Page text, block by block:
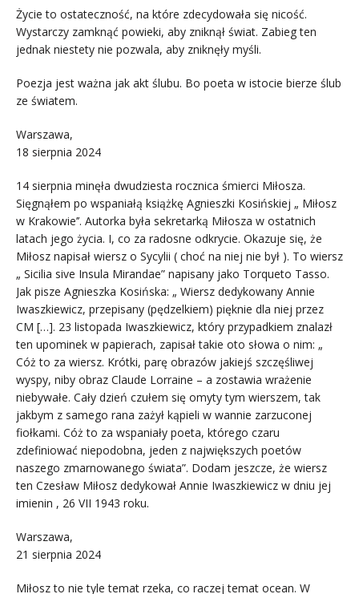
Życie to ostateczność, na które zdecydowała się nicość.
Wystarczy zamknąć powieki, aby zniknął świat. Zabieg ten
jednak niestety nie pozwala, aby zniknęły myśli.
Poezja jest ważna jak akt ślubu. Bo poeta w istocie bierze ślub
ze światem.
Warszawa,
18 sierpnia 2024
14 sierpnia minęła dwudziesta rocznica śmierci Miłosza.
Sięgnąłem po wspaniałą książkę Agnieszki Kosińskiej „ Miłosz
w Krakowie’’. Autorka była sekretarką Miłosza w ostatnich
latach jego życia. I, co za radosne odkrycie. Okazuje się, że
Miłosz napisał wiersz o Sycylii ( choć na niej nie był ). To wiersz
„ Sicilia sive Insula Mirandae” napisany jako Torqueto Tasso.
Jak pisze Agnieszka Kosińska: „ Wiersz dedykowany Annie
Iwaszkiewicz, przepisany (pędzelkiem) pięknie dla niej przez
CM […]. 23 listopada Iwaszkiewicz, który przypadkiem znalazł
ten upominek w papierach, zapisał takie oto słowa o nim: „
Cóż to za wiersz. Krótki, parę obrazów jakiejś szczęśliwej
wyspy, niby obraz Claude Lorraine – a zostawia wrażenie
niebywałe. Cały dzień czułem się omyty tym wierszem, tak
jakbym z samego rana zażył kąpieli w wannie zarzuconej
fiołkami. Cóż to za wspaniały poeta, którego czaru
zdefiniować niepodobna, jeden z największych poetów
naszego zmarnowanego świata”. Dodam jeszcze, że wiersz
ten Czesław Miłosz dedykował Annie Iwaszkiewicz w dniu jej
imienin , 26 VII 1943 roku.
Warszawa,
21 sierpnia 2024
Miłosz to nie tyle temat rzeka, co raczej temat ocean. W